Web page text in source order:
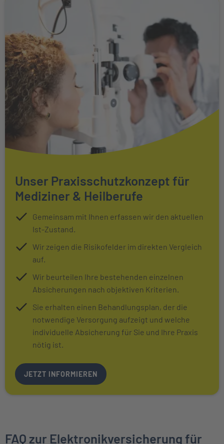
Unser Praxisschutzkonzept für
Mediziner & Heilberufe
Gemeinsam mit Ihnen erfassen wir den aktuellen
Ist-Zustand.
Wir zeigen die Risikofelder im direkten Vergleich
auf.
Wir beurteilen Ihre bestehenden einzelnen
Absicherungen nach objektiven Kriterien.
Sie erhalten einen Behandlungsplan, der die
notwendige Versorgung aufzeigt und welche
individuelle Absicherung für Sie und Ihre Praxis
nötig ist.
JETZT INFORMIEREN
FAQ zur Elektronikversicherung für